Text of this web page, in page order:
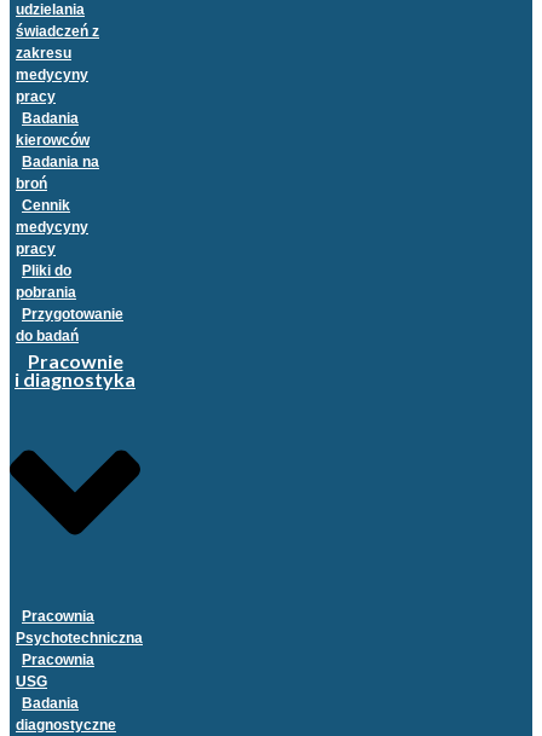
udzielania
świadczeń z
zakresu
medycyny
pracy
Badania
kierowców
Badania na
broń
Cennik
medycyny
pracy
Pliki do
pobrania
Przygotowanie
do badań
Pracownie
i diagnostyka
Pracownia
Psychotechniczna
Pracownia
USG
Badania
diagnostyczne